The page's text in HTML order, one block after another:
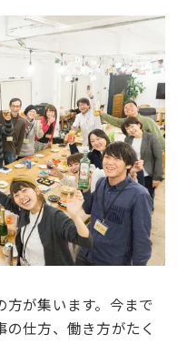
方が集います。今まで
仕方、働き方がたく